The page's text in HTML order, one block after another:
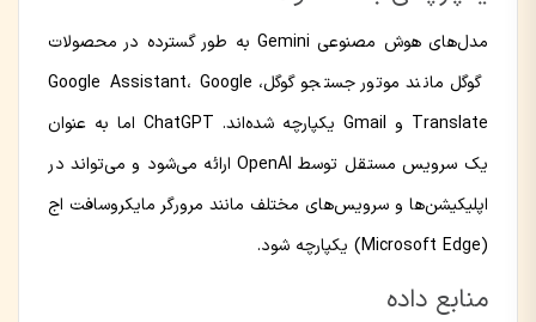
مدل‌های هوش مصنوعی Gemini به طور گسترده در محصولات
گوگل مانند موتور جستجو گوگل، Google Assistant، Google
Translate و Gmail یکپارچه شده‌اند. ChatGPT اما به عنوان
یک سرویس مستقل توسط OpenAI ارائه می‌شود و می‌تواند در
اپلیکیشن‌ها و سرویس‌های مختلف مانند مرورگر مایکروسافت اج
(Microsoft Edge) یکپارچه شود.
منابع داده